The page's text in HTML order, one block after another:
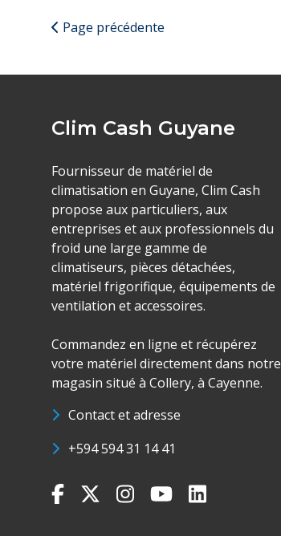
Page précédente
Clim Cash Guyane
Fournisseur de matériel de
climatisation en Guyane, Clim Cash
propose aux particuliers, aux
entreprises et aux professionnels du
froid une large gamme de
climatiseurs, pièces détachées,
matériel frigorifique, équipements de
ventilation et accessoires.
Commandez en ligne et récupérez
votre matériel directement dans notre
magasin situé à Collery, à Cayenne.
Contact et adresse
+594 594 31 14 41